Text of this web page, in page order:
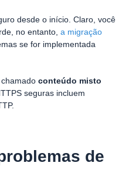
desde o início. Claro, você
no entanto, a migração
se for implementada
conteúdo misto
seguras incluem
de